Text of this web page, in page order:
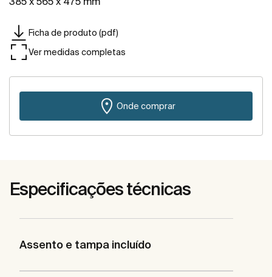
Ficha de produto (pdf)
Ver medidas completas
Onde comprar
Especificações técnicas
Assento e tampa incluído